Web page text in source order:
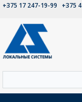
+375 17 247-19-99 +375